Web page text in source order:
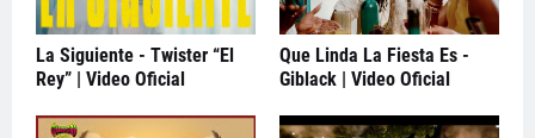
La Siguiente - Twister “El
Rey” | Video Oficial
Que Linda La Fiesta Es -
Giblack | Video Oficial